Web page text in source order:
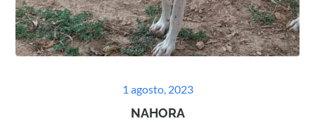
Posted
on
1 agosto, 2023
NAHORA